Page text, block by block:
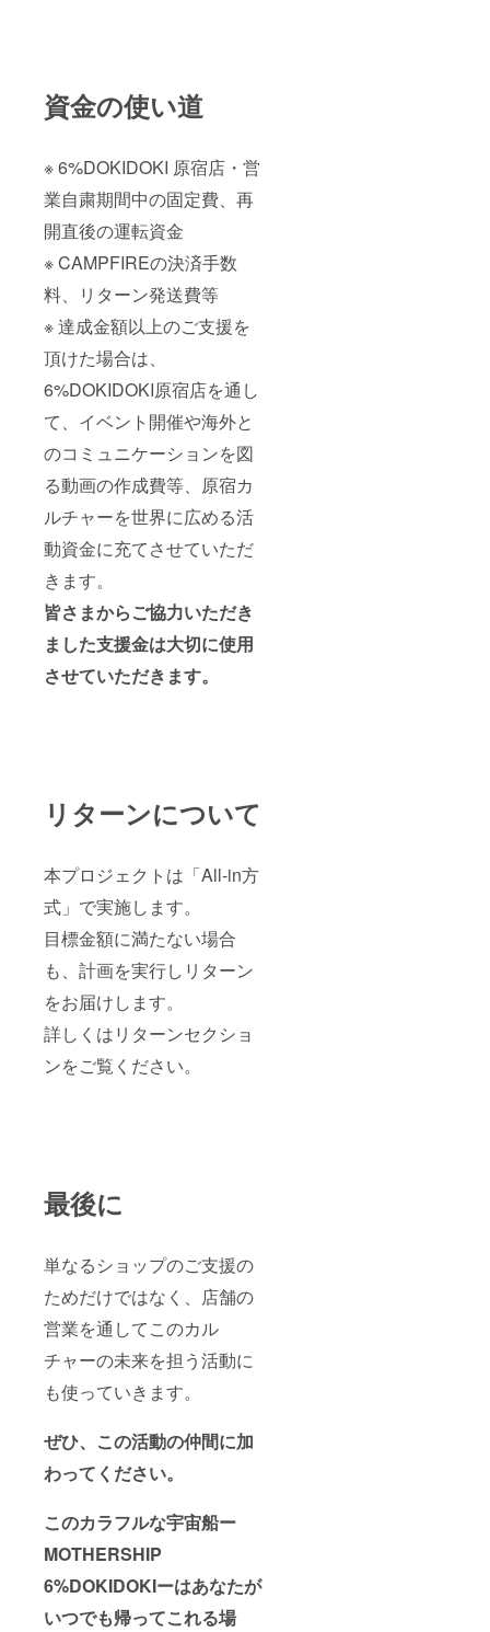
資金の使い道
※ 6%DOKIDOKI 原宿店・営
業自粛期間中の固定費、再
開直後の運転資金
※ CAMPFIREの決済手数
料、リターン発送費等
※ 達成金額以上のご支援を
頂けた場合は、
6%DOKIDOKI原宿店を通し
て、イベント開催や海外と
のコミュニケーションを図
る動画の作成費等、原宿カ
ルチャーを世界に広める活
動資金に充てさせていただ
きます。
皆さまからご協力いただき
ました支援金は大切に使用
させていただきます。
リターンについて
本プロジェクトは「All-in方
式」で実施します。
目標金額に満たない場合
も、計画を実行しリターン
をお届けします。
詳しくはリターンセクショ
ンをご覧ください。
最後に
単なるショップのご支援の
ためだけではなく、店舗の
営業を通してこのカル
チャーの未来を担う活動に
も使っていきます。
ぜひ、この活動の仲間に加
わってください。
このカラフルな宇宙船ー
MOTHERSHIP
6%DOKIDOKIーはあなたが
いつでも帰ってこれる場